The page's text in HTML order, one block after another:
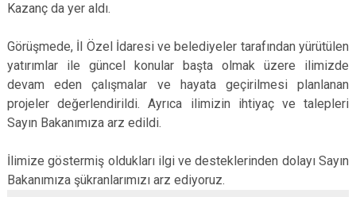
Kazanç da yer aldı.
Görüşmede, İl Özel İdaresi ve belediyeler tarafından yürütülen
yatırımlar ile güncel konular başta olmak üzere ilimizde
devam eden çalışmalar ve hayata geçirilmesi planlanan
projeler değerlendirildi. Ayrıca ilimizin ihtiyaç ve talepleri
Sayın Bakanımıza arz edildi.
İlimize göstermiş oldukları ilgi ve desteklerinden dolayı Sayın
Bakanımıza şükranlarımızı arz ediyoruz.